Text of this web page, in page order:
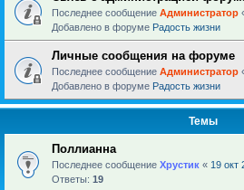
Последнее сообщение Администратор
Добавлено в форуме Радость жизни
Личные сообщения на форуме
Последнее сообщение Администратор
Добавлено в форуме Радость жизни
Темы
Поллианна
Последнее сообщение Хрустик « 19 окт
Ответы: 19